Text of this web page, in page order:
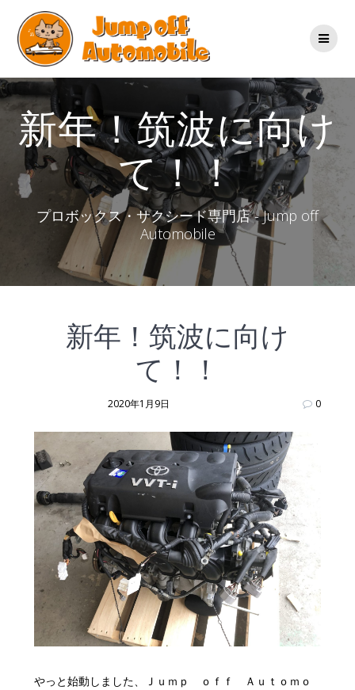
ン
テ
ン
ツ
ス
キ
ッ
プ
新年！筑波に向け
て！！
プロボックス・サクシード専門店 - Jump off
Automobile
新年！筑波に向け
て！！
2020年1月9日 0
やっと始動しました、Ｊｕｍｐ ｏｆｆ Ａｕｔｏｍｏ